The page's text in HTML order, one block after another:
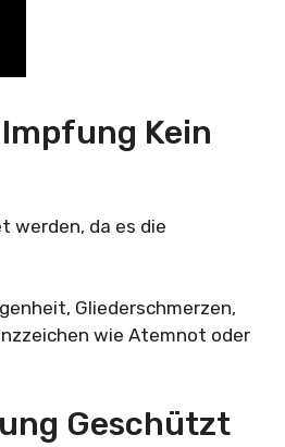
Kein
werden, da es die
Gliederschmerzen,
wie Atemnot oder
Geschützt